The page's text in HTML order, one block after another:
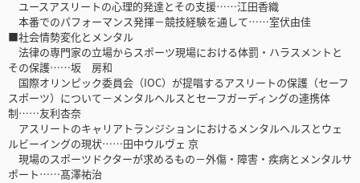
ユースアスリートの心理的発達とその支援……江田香織
本番でのパフォーマンス発揮－競技経験を通して……室伏由佳
■社会情勢変化とメンタル
法律の専門家の立場からスポーツ現場における体罰・ハラスメントと
その保護……坂 房和
国際オリンピック委員会（IOC）が提唱するアスリートの保護（セーフ
スポーツ）について－メンタルヘルスとセーフガーディングの連携体
制……友利杏奈
アスリートのキャリアトランジションにおけるメンタルヘルスとウェ
ルビーイングの現状……田中ウルヴェ 京
現場のスポーツドクターが求めるもの－外傷・障害・疾病とメンタルサ
ポート……髙澤祐治